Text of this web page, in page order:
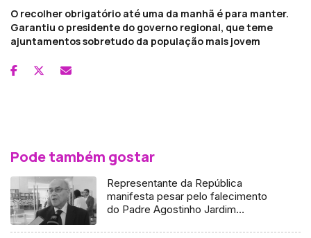
O recolher obrigatório até uma da manhã é para manter.
Garantiu o presidente do governo regional, que teme
ajuntamentos sobretudo da população mais jovem
Pode também gostar
Representante da República
manifesta pesar pelo falecimento
do Padre Agostinho Jardim